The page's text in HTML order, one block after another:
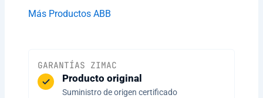
Más Productos ABB
GARANTÍAS ZIMAC
Producto original
Suministro de origen certificado